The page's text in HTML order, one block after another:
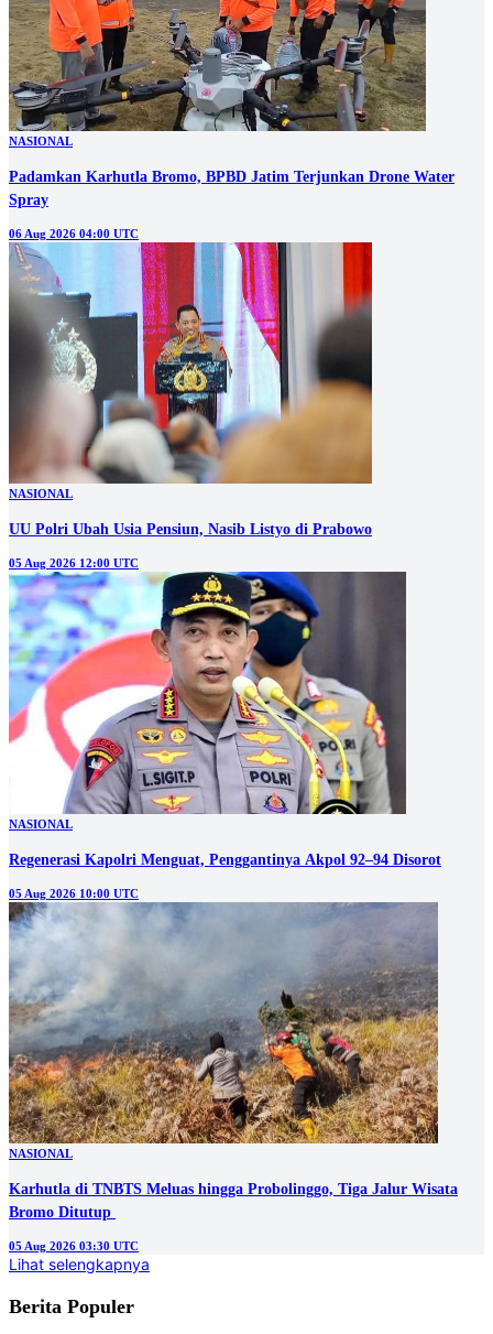
NASIONAL
Padamkan Karhutla Bromo, BPBD Jatim Terjunkan Drone Water
Spray
06 Aug 2026 04:00 UTC
NASIONAL
UU Polri Ubah Usia Pensiun, Nasib Listyo di Prabowo
05 Aug 2026 12:00 UTC
NASIONAL
Regenerasi Kapolri Menguat, Penggantinya Akpol 92–94 Disorot
05 Aug 2026 10:00 UTC
NASIONAL
Karhutla di TNBTS Meluas hingga Probolinggo, Tiga Jalur Wisata
05 Aug 2026 03:30 UTC
Lihat selengkapnya
Berita Populer